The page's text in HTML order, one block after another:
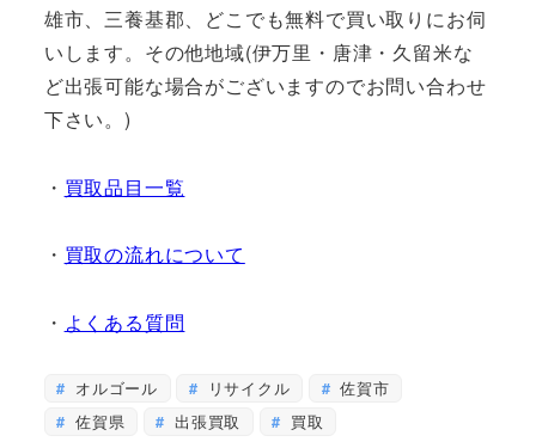
雄市、三養基郡、どこでも無料で買い取りにお伺
いします。その他地域(伊万里・唐津・久留米な
ど出張可能な場合がございますのでお問い合わせ
下さい。)
・ 買取品目一覧
・ 買取の流れについて
・ よくある質問
オルゴール リサイクル
佐賀市
佐賀県
出張買取 買取